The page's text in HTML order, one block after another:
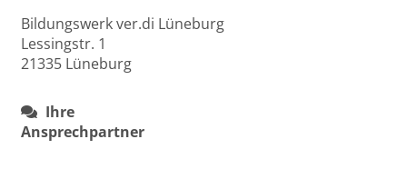
Bildungswerk ver.di Lüneburg
Lessingstr. 1
21335 Lüneburg
Ihre
Ansprechpartner